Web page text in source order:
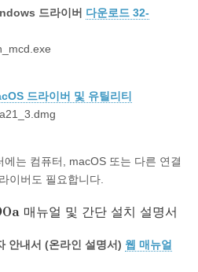
드라이버 다운로드 32-
드라이버 및 유틸리티
는 컴퓨터, macOS 또는 다른 연결
이버도 필요합니다.
매뉴얼 및 간단 설치 설명서
안내서 (온라인 설명서) 웹 매뉴얼